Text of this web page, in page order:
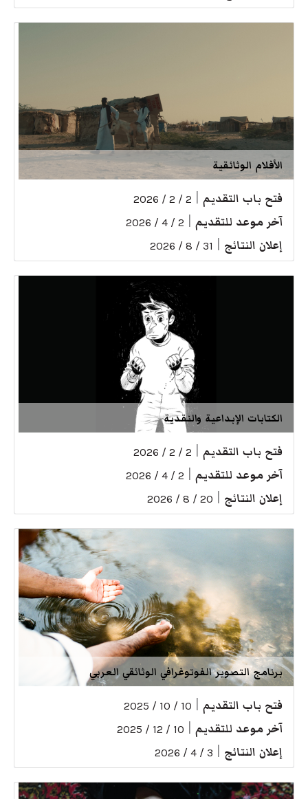
الأفلام الوثائقية
فتح باب التقديم 2 / 2 / 2026
آخر موعد للتقديم 2 / 4 / 2026
إعلان النتائج 31 / 8 / 2026
الكتابات الإبداعية والنقدية
فتح باب التقديم 2 / 2 / 2026
آخر موعد للتقديم 2 / 4 / 2026
إعلان النتائج 20 / 8 / 2026
برنامج التصوير الفوتوغرافي الوثائقي العربي
فتح باب التقديم 10 / 10 / 2025
آخر موعد للتقديم 10 / 12 / 2025
إعلان النتائج 3 / 4 / 2026